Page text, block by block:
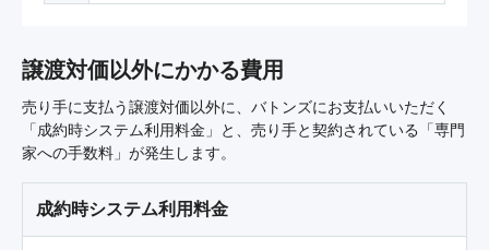
譲渡対価以外にかかる費用
売り手に支払う譲渡対価以外に、バトンズにお支払いいただく
「成約時システム利用料金」と、売り手と契約されている「専門
家への手数料」が発生します。
成約時システム利用料金